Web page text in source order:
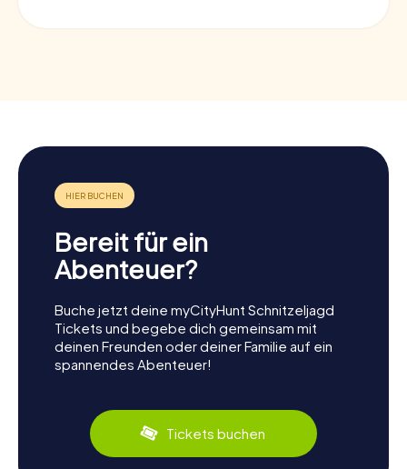
Bereit für ein
Abenteuer?
Buche jetzt deine myCityHunt Schnitzeljagd
Tickets und begebe dich gemeinsam mit
deinen Freunden oder deiner Familie auf ein
spannendes Abenteuer!
Tickets buchen